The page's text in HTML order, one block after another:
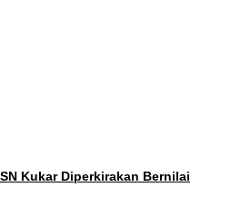
Kukar Diperkirakan Bernilai